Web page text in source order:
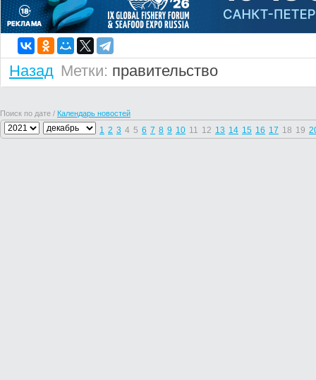
Назад Метки: правительство
Поиск по дате / Календарь новостей
1 2 3 4 5 6 7 8 9 10 11 12 13 14 15 16 17 18 19